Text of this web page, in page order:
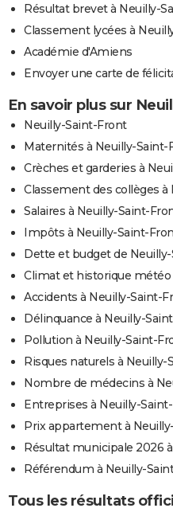
Résultat brevet à Neuilly-
Classement lycées à
Académie d'Amiens
Envoyer une carte de
En savoir plus sur
Neuilly-Saint-Front
Maternités à Neuilly-Saint-
Crèches et garderies à
Classement des collèges
Salaires à Neuilly-Saint-
Impôts à Neuilly-Saint-
Dette et budget de
Climat et historique
Accidents à Neuilly-Saint-
Délinquance à Neuilly-
Pollution à Neuilly-Saint-
Risques naturels à Neuilly-
Nombre de médecins à
Entreprises à Neuilly-
Prix appartement à
Résultat municipale 2026
Référendum à Neuilly-
Tous les résultats